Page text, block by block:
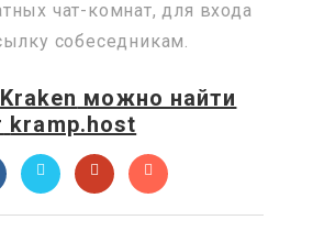
чат-комнат, для входа
собеседникам.
Kraken можно найти
kramp.host